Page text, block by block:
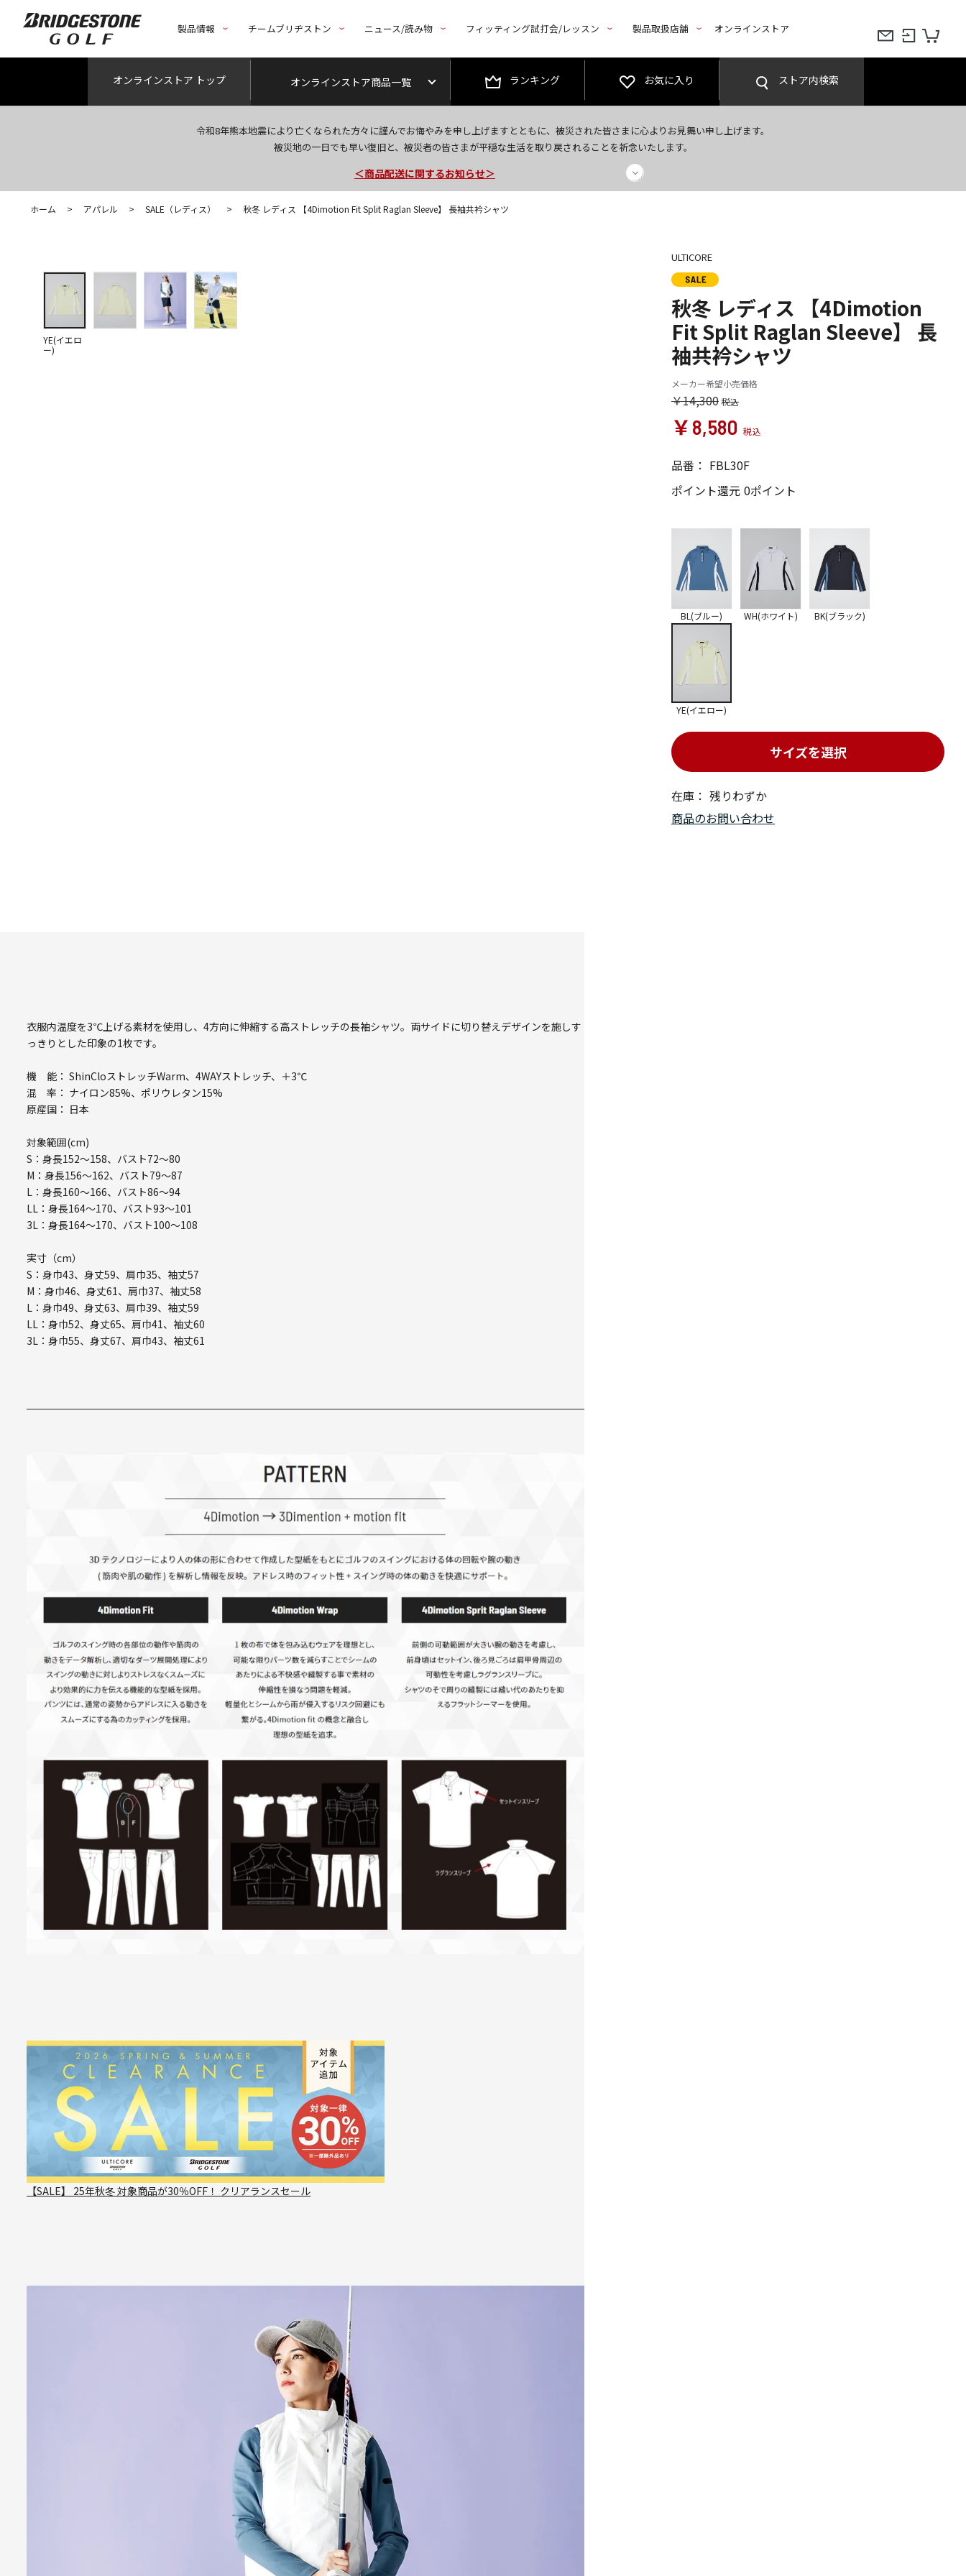
製品情報 チームブリヂストン ニュース/読み物 フィッティング試打会/レッスン 製品取扱店舗 オンラインストア
オンラインストア トップ オンラインストア商品一覧 ランキング お気に入り ストア内検索
令和8年熊本地震により亡くなられた方々に謹んでお悔やみを申し上げますとともに、被災された皆さまに心よりお見舞い申し上げます。
被災地の一日でも早い復旧と、被災者の皆さまが平穏な生活を取り戻されることを祈念いたします。
今なら新規会員登録で1,000円OFFクーポンプレゼント！
＜商品配送に関するお知らせ＞
＜夏季休暇中のご注文・発送・お問い合わせ＞
ホーム > アパレル > SALE（レディス） > 秋冬 レディス 【4Dimotion Fit Split Raglan Sleeve】 長袖共衿シャツ
YE(イエロ
ー)
ULTICORE
秋冬 レディス 【4Dimotion
Fit Split Raglan Sleeve】 長
袖共衿シャツ
メーカー希望小売価格
￥14,300
￥8,580
品番： FBL30F
ポイント還元 0ポイント
在庫： 残りわずか
サイズを選択
BL(ブルー) WH(ホワイト) BK(ブラック)
YE(イエロー)
商品のお問い合わせ
衣服内温度を3℃上げる素材を使用し、4方向に伸縮する高ストレッチの長袖シャツ。両サイドに切り替えデザインを施しす
っきりとした印象の1枚です。
機 能： ShinCloストレッチWarm、4WAYストレッチ、＋3℃
混 率： ナイロン85%、ポリウレタン15%
原産国： 日本
対象範囲(cm)
S：身長152～158、バスト72～80
M：身長156～162、バスト79～87
L：身長160～166、バスト86～94
LL：身長164～170、バスト93～101
3L：身長164～170、バスト100～108
実寸（cm）
S：身巾43、身丈59、肩巾35、袖丈57
M：身巾46、身丈61、肩巾37、袖丈58
L：身巾49、身丈63、肩巾39、袖丈59
LL：身巾52、身丈65、肩巾41、袖丈60
3L：身巾55、身丈67、肩巾43、袖丈61
【SALE】 25年秋冬 対象商品が30％OFF！ クリアランスセール